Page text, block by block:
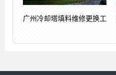
广州冷却塔填料维修更换工